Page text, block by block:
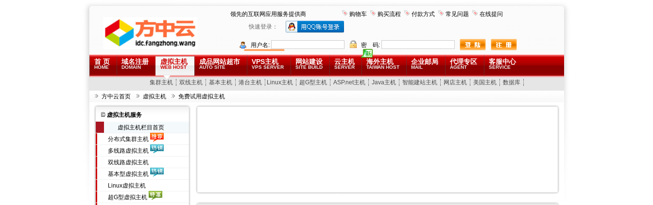
领先的互联网应用服务提供商 购物车 购买流程 付款方式 常见问题
在线提问
快速登录：
用户名: 密 码:
首 页
HOME
域名注册
DOMAIN
虚拟主机
WEB HOST
成品网站超市
AUTO SITE
VPS主机
VPS SERVER
网站建设
SITE BUILD
云主机
SERVER
海外主机
TAIWAN HOST
企业邮局
MAIL
代理专区
AGENT
客服中心
SERVICE
集群主机 双线主机 基本主机 港台主机 Linux主机 超G型主机 ASP.net主机 Java主机 智能建站主机 网店主机 美国主机 数据库
方中云首页 虚拟主机 免费试用虚拟主机
虚拟主机服务
虚拟主机栏目首页
分布式集群主机
多线路虚拟主机
双线路虚拟主机
基本型虚拟主机
Linux虚拟主机
超G型虚拟主机